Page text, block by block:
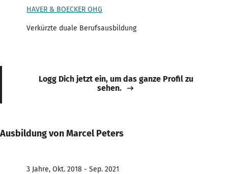
HAVER & BOECKER OHG
Verkürzte duale Berufsausbildung
Logg Dich jetzt ein, um das ganze Profil zu
sehen.
Ausbildung von Marcel Peters
3 Jahre, Okt. 2018 - Sep. 2021